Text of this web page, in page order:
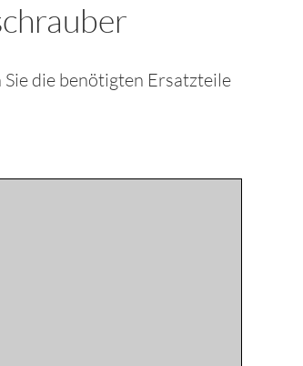
die benötigten Ersatzteile